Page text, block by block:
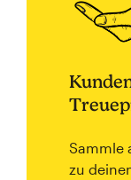
Sammle
zu